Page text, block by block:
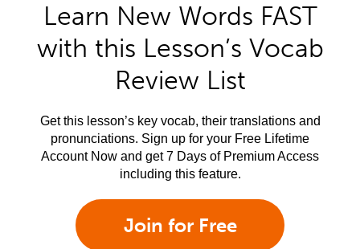
Learn New Words FAST
with this Lesson’s Vocab
Review List
Get this lesson’s key vocab, their translations and
pronunciations. Sign up for your Free Lifetime
Account Now and get 7 Days of Premium Access
including this feature.
Join for Free